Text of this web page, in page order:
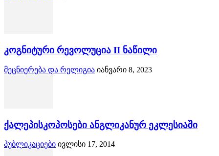
კოგნიტური რევოლუცია II ნაწილი
მეცნიერება და რელიგია იანვარი 8, 2023
ქალეპისკოპოსები ანგლიკანურ ეკლესიაში
პუბლიკაციები ივლისი 17, 2014